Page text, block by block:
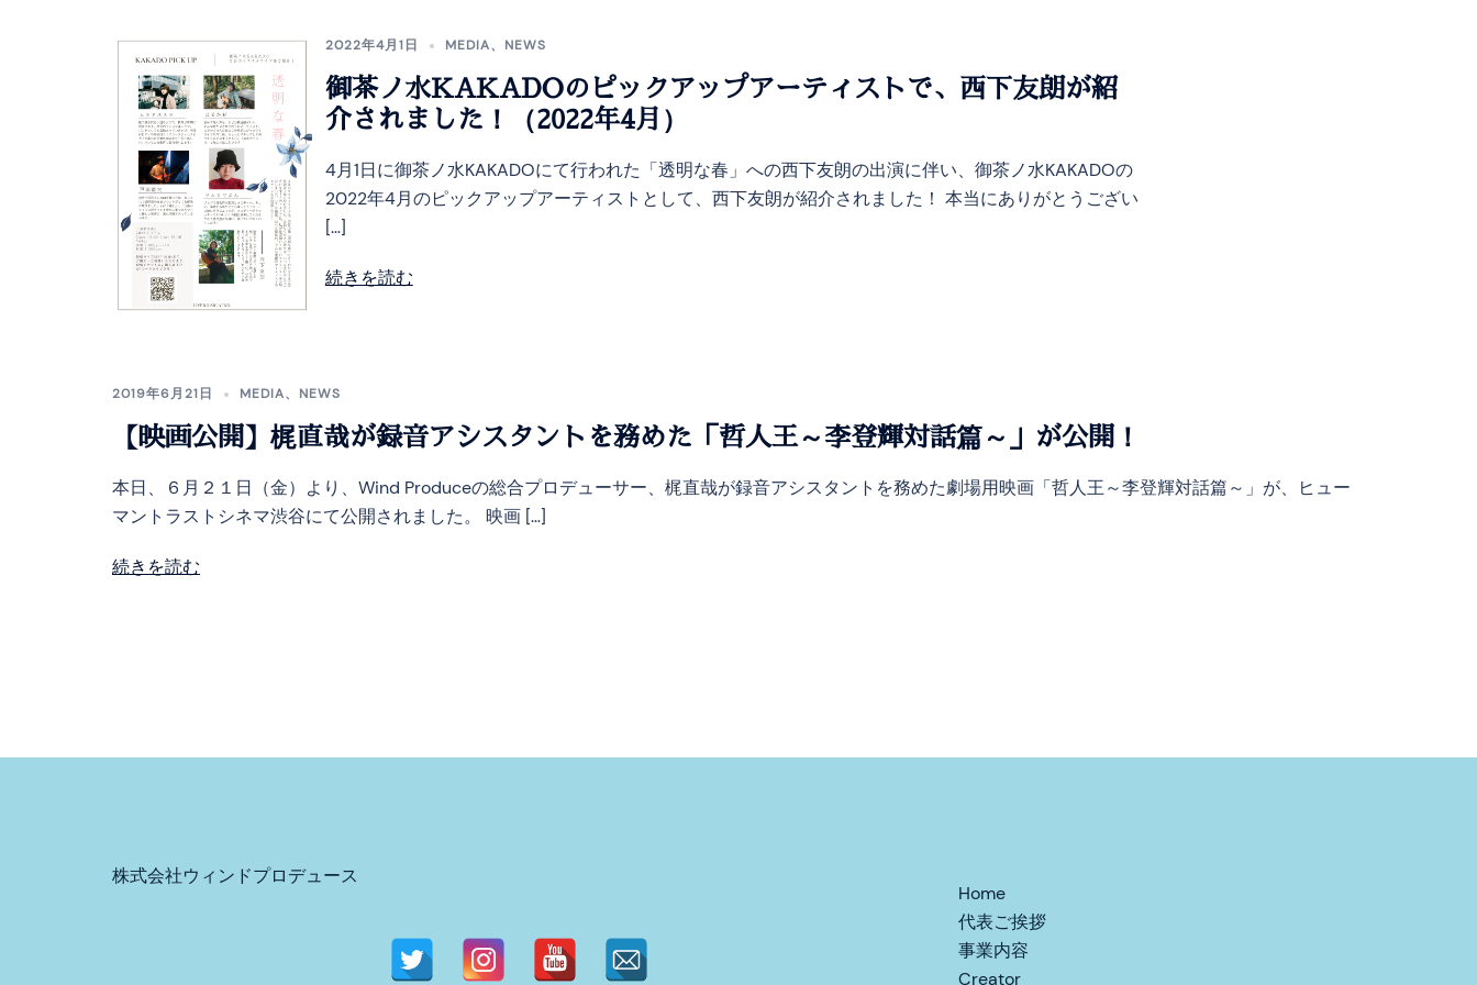
2022年4月1日 MEDIA、 NEWS
御茶ノ水KAKADOのピックアップアーティストで、西下友朗が紹
介されました！（2022年4月）
4月1日に御茶ノ水KAKADOにて行われた「透明な春」への西下友朗の出演に伴い、御茶ノ水KAKADOの
2022年4月のピックアップアーティストとして、西下友朗が紹介されました！ 本当にありがとうござい
[…]
続きを読む
2019年6月21日 MEDIA、 NEWS
【映画公開】梶直哉が録音アシスタントを務めた「哲人王～李登輝対話篇～」が公開！
本日、６月２１日（金）より、Wind Produceの総合プロデューサー、梶直哉が録音アシスタントを務めた劇場用映画「哲人王～李登輝対話篇～」が、ヒュー
マントラストシネマ渋谷にて公開されました。 映画 […]
続きを読む
株式会社ウィンドプロデュース
Home
代表ご挨拶
事業内容
Creator